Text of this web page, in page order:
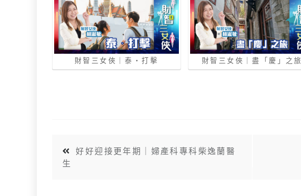
財智三女俠｜泰‧打擊 財智三女俠｜盡「慶」之旅
好好迎接更年期｜婦產科專科柴逸蘭醫
生